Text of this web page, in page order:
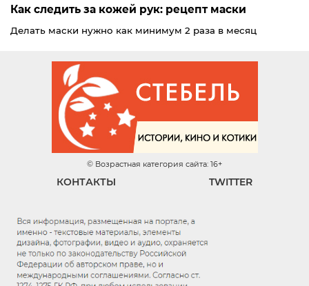
Как следить за кожей рук: рецепт маски
Делать маски нужно как минимум 2 раза в месяц
© Возрастная категория сайта: 16+
КОНТАКТЫ TWITTER